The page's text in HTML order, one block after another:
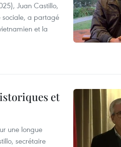
Juan Castillo,
sociale, a partagé
et la
et
une longue
secrétaire